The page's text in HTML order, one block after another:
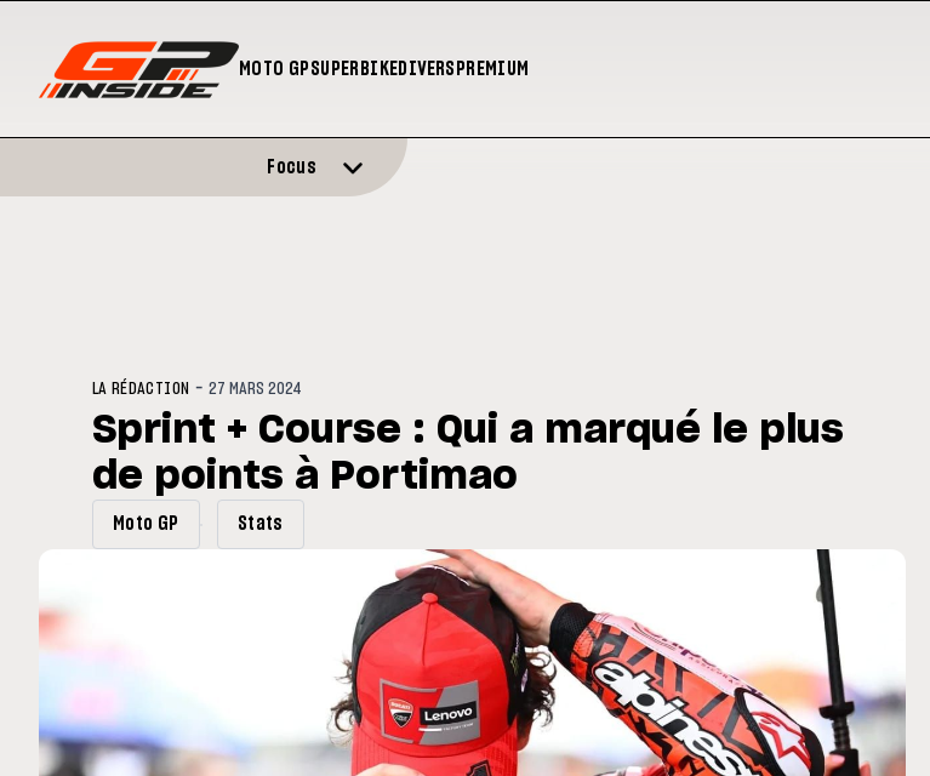
MOTO GPSUPERBIKEDIVERS PREMIUM
Silverstone : Horaires et Programme du GP de
Grande-Bretagne
Zarco évite
septembre
Focus
LA RÉDACTION -27 MARS 2024
Sprint + Course : Qui a marqué le plus
de points à Portimao
Moto GP Stats